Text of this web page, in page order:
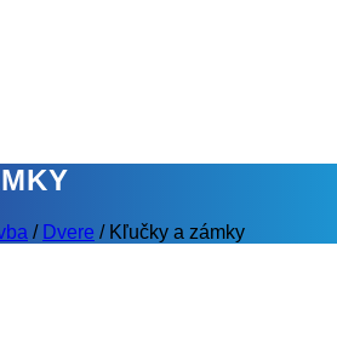
/ Dvere / Kľučky a zámky